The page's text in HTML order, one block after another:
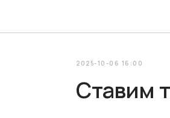
2025-10-06 16:00
Ставим